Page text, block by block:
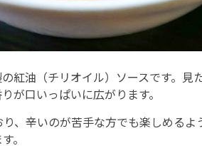
紅油（チリオイル）ソースです。
が口いっぱいに広がります。
、辛いのが苦手な方でも楽しめる
。